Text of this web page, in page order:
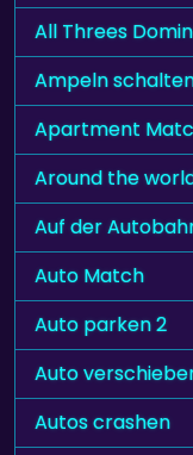
All Threes
Ampeln
Apartment
Around the
Auf der
Auto Match
Auto parken 2
Auto
Autos crashen